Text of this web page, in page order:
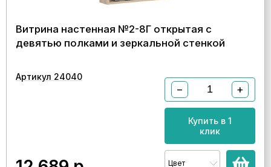
Витрина настенная №2-8Г открытая с
девятью полками и зеркальной стенкой
Артикул 24040
− +
Купить в 1
клик
Цвет